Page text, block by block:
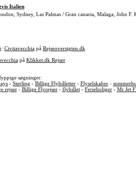
Italien
Sydney, Las Palmas / Gran canaria, Malaga, John F.
Civitavecchiapå Rejseoversigten.dk
på Klikket.dk Rejser
søgninger:
- Sterling - Billige Flybilletter - Flyselskaber -
rejser- Billige Flyrejser- flybillet- Ferieboliger- Mr Jet